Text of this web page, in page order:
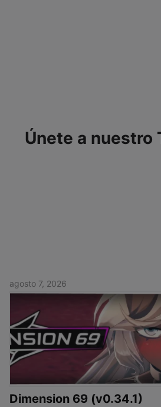
Únete a nuestro
agosto 7, 2026
Dimension 69 (v0.34.1)